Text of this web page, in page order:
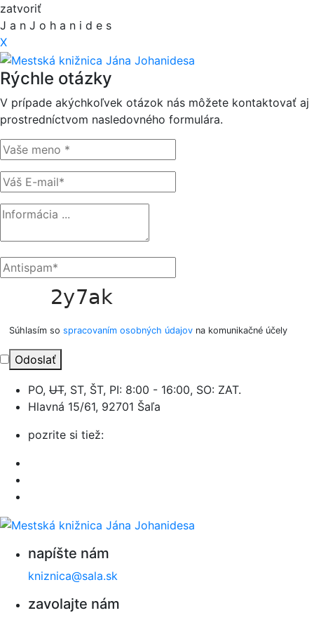
zatvoriť
J a n J o h a n i d e s
X
Rýchle otázky
V prípade akýchkoľvek otázok nás môžete kontaktovať aj
prostredníctvom nasledovného formulára.
Súhlasím so spracovaním osobných údajov na komunikačné účely
Odoslať
PO, UT, ST, ŠT, PI: 8:00 - 16:00, SO: ZAT.
Hlavná 15/61, 92701 Šaľa
pozrite si tiež:
napíšte nám
kniznica@sala.sk
zavolajte nám